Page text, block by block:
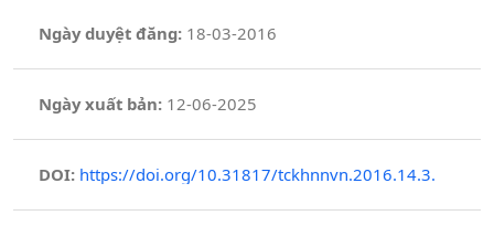
Ngày duyệt đăng:18-03-2016
Ngày xuất bản: 12-06-2025
DOI: https://doi.org/10.31817/tckhnnvn.2016.14.3.